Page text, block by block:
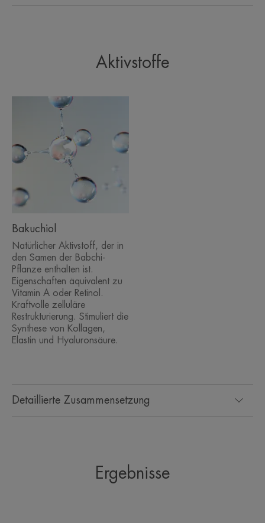
Eine leistungsstarke sinnliche
Formulierung, die durch 7
klinische Studien bestätigt wurde.
Nutzen
Bewährte Ergebnisse aus Instrumental- und
Praxistests:
• Spendet Feuchtigkeit für 24H.*
• Wiederhergestellte Haut für 90 % der Frauen**
• Strahlende Haut für 94 % der Frauen**
TEXTUR
Aktivstoffe
Detaillierte Zusammensetzung
Bakuchiol
Natürlicher Aktivstoff, der in
den Samen der Babchi-
Pflanze enthalten ist.
Eigenschaften äquivalent zu
Vitamin A oder Retinol.
Kraftvolle zelluläre
Restrukturierung. Stimuliert die
Synthese von Kollagen,
Elastin und Hyaluronsäure.
Ergebnisse